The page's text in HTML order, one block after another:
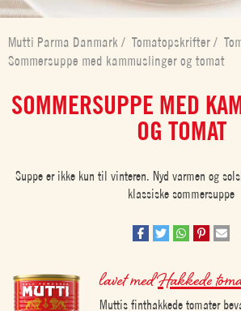
Mutti Parma Danmark / Tomatopskrifter /
Sommersuppe med kammuslinger og tomat
SOMMERSUPPE MED
OG TOMAT
Suppe er ikke kun til vinteren. Nyd varmen og
klassiske sommersuppe
lavet medHakkede
Muttis finthakkede tomater